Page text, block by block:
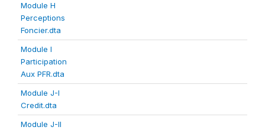
Module H
Perceptions
Foncier.dta
Module I
Participation
Aux PFR.dta
Module J-I
Credit.dta
Module J-II